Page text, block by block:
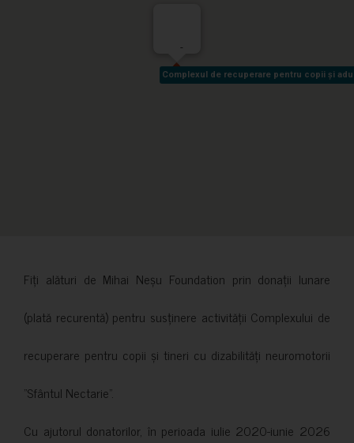
Complexul de recuperare pentru copii și
Complexul de recuperare pentru copii și
-
Fiți alături de Mihai Neșu Foundation prin donații lunare
(plată recurentă) pentru susținere activității Complexului de
recuperare pentru copii și tineri cu dizabilități neuromotorii
”Sfântul Nectarie”.
Cu ajutorul donatorilor, în perioada iulie 2020-iunie 2026